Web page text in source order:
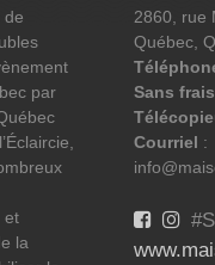
de
par
et
la
2860, rue
Québec,
Sans frais
Courriel :